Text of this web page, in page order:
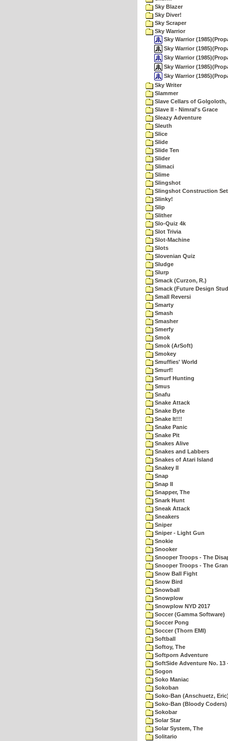
Sky Blazer
Sky Diver!
Sky Scraper
Sky Warrior
Sky Warrior
Sky Warrior
Sky Warrior
Sky Warrior
Sky Warrior
Sky Writer
Slammer
Slave Cellars of Golgoloth,
Slave II - Nimral's Grace
Sleazy Adventure
Sleuth
Slice
Slide
Slide Ten
Slider
Slimaci
Slime
Slingshot
Slingshot Construction Set
Slinky!
Slip
Slither
Slo-Quiz 4k
Slot Trivia
Slot-Machine
Slots
Slovenian Quiz
Sludge
Slurp
Smack (Curzon, R.)
Smack (Future Design
Small Reversi
Smarty
Smash
Smasher
Smerfy
Smok
Smok (ArSoft)
Smokey
Smuffies' World
Smurf!
Smurf Hunting
Smus
Snafu
Snake Attack
Snake Byte
Snake It!!!
Snake Panic
Snake Pit
Snakes Alive
Snakes and Labbers
Snakes of Atari Island
Snakey II
Snap
Snap II
Snapper, The
Snark Hunt
Sneak Attack
Sneakers
Sniper
Sniper - Light Gun
Snokie
Snooker
Snooper Troops - The
Snooper Troops - The
Snow Ball Fight
Snow Bird
Snowball
Snowplow
Snowplow NYD 2017
Soccer (Gamma Software)
Soccer Pong
Soccer (Thorn EMI)
Softball
Softoy, The
Softporn Adventure
SoftSide Adventure No. 13
Sogon
Soko Maniac
Sokoban
Soko-Ban (Anschuetz,
Soko-Ban (Bloody Coders)
Sokobar
Solar Star
Solar System, The
Solitario